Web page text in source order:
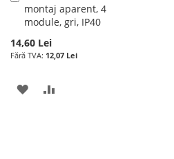
montaj aparent, 4
module, gri, IP40
14,60 Lei
12,07 Lei
în
cos
ADAUGATI